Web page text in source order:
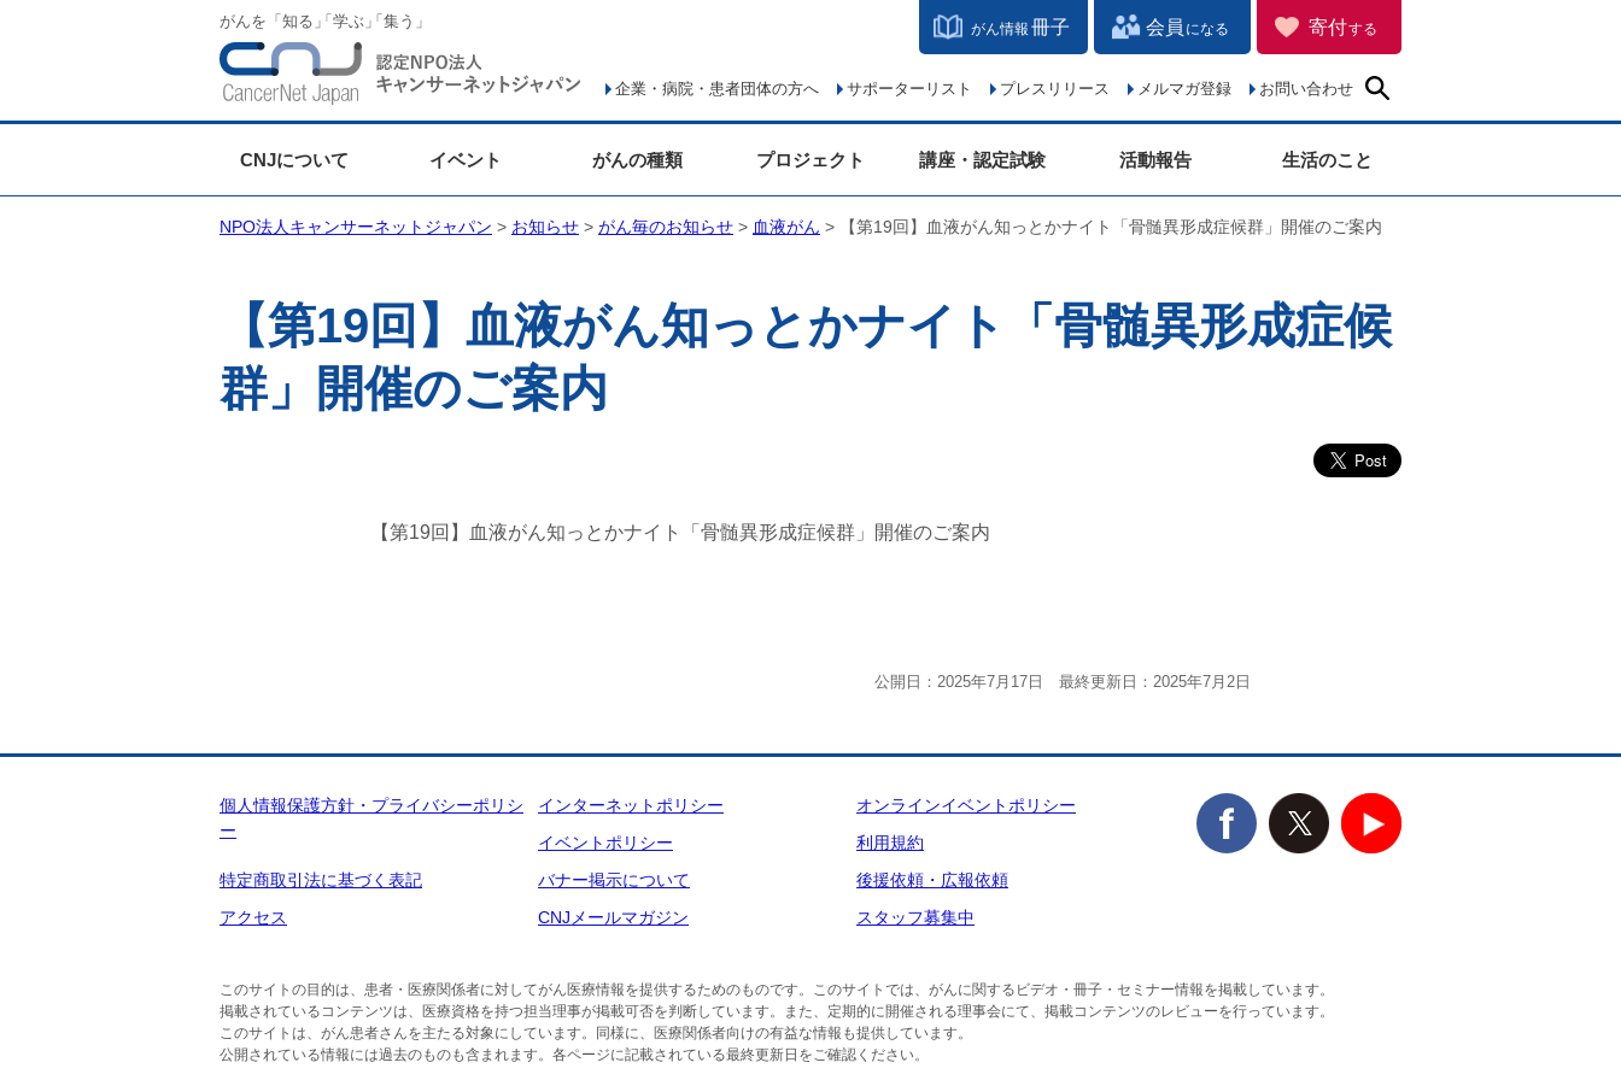
がんを「知る 「学ぶ 「集う」 がん情報 冊子 寄付する
会員 になる
お問い合わせ
メルマガ登録
プレスリリース
サポーターリスト
企業・病院・患者団体の方へ
CNJについて イベント がんの種類 プロジェクト 講座・認定試験 活動報告 生活のこと
NPO法人キャンサーネットジャパン > お知らせ > がん毎のお知らせ > 血液がん > 【第19回】血液がん知っとかナイト「骨髄異形成症候群」開催のご案内
【第19回】血液がん知っとかナイト「骨髄異形成症候
群」開催のご案内
【第19回】血液がん知っとかナイト「骨髄異形成症候群」開催のご案内
公開日：2025年7月17日 最終更新日：2025年7月2日
個人情報保護方針・プライバシーポリシ
ー
インターネットポリシー
オンラインイベントポリシー
イベントポリシー
利用規約
特定商取引法に基づく表記
バナー掲示について
後援依頼・広報依頼
アクセス
CNJメールマガジン スタッフ募集中
このサイトの目的は、患者・医療関係者に対してがん医療情報を提供するためのものです。このサイトでは、がんに関するビデオ・冊子・セミナー情報を掲載しています。
掲載されているコンテンツは、医療資格を持つ担当理事が掲載可否を判断しています。また、定期的に開催される理事会にて、掲載コンテンツのレビューを行っています。
このサイトは、がん患者さんを主たる対象にしています。同様に、医療関係者向けの有益な情報も提供しています。
公開されている情報には過去のものも含まれます。各ページに記載されている最終更新日をご確認ください。